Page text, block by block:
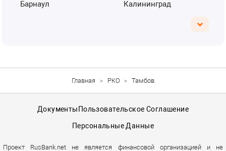
Барнаул
Калининград
Главная РКО Тамбов
Документы Пользовательское Соглашение
Персональные Данные
Проект RusBank.net не является финансовой организацией и не